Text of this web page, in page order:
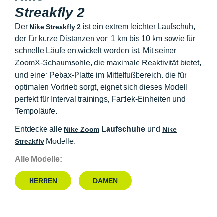
Streakfly 2
Der Nike Streakfly 2 ist ein extrem leichter Laufschuh,
der für kurze Distanzen von 1 km bis 10 km sowie für
schnelle Läufe entwickelt worden ist. Mit seiner
ZoomX-Schaumsohle, die maximale Reaktivität bietet,
und einer Pebax-Platte im Mittelfußbereich, die für
optimalen Vortrieb sorgt, eignet sich dieses Modell
perfekt für Intervalltrainings, Fartlek-Einheiten und
Tempoläufe.
Entdecke alle Nike Zoom Laufschuhe und Nike
Streakfly Modelle.
Alle Modelle:
HERREN DAMEN